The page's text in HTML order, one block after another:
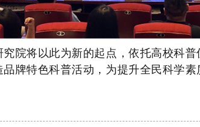
院将以此为新的起点，依托高校科
牌特色科普活动，为提升全民科学素